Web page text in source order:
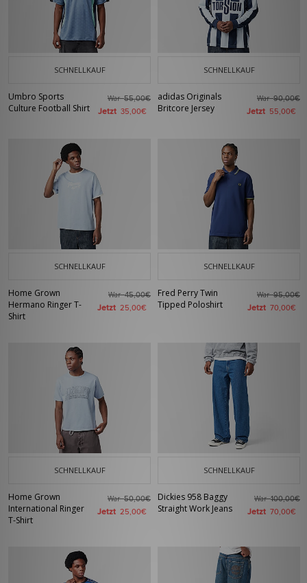
SCHNELLKAUF
Umbro Sports
Culture Football Shirt
War55,00€
Jetzt 35,00€
SCHNELLKAUF
adidas Originals
Britcore Jersey
War90,00€
Jetzt 55,00€
SCHNELLKAUF
Home Grown
Hermano Ringer T-
Shirt
War45,00€
Jetzt 25,00€
SCHNELLKAUF
Fred Perry Twin
Tipped Poloshirt
War95,00€
Jetzt 70,00€
SCHNELLKAUF
Home Grown
International Ringer
T-Shirt
War50,00€
Jetzt 25,00€
SCHNELLKAUF
Dickies 958 Baggy
Straight Work Jeans
War100,00€
Jetzt 70,00€